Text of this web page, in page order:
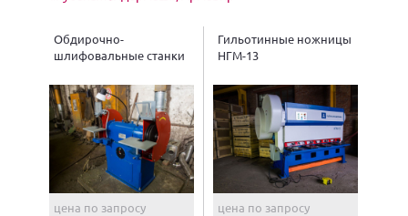
Обдирочно-
шлифовальные станки
цена по запросу
Гильотинные ножницы
НГМ-13
цена по запросу